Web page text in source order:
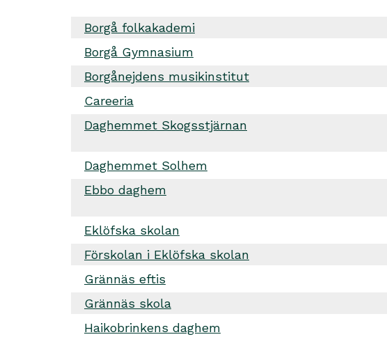
Borgå folkakademi
Borgå Gymnasium
Borgånejdens musikinstitut
Careeria
Daghemmet Skogsstjärnan
Daghemmet Solhem
Ebbo daghem
Eklöfska skolan
Förskolan i Eklöfska skolan
Grännäs eftis
Grännäs skola
Haikobrinkens daghem